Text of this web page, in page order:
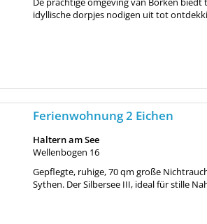
idyllische dorpjes nodigen uit tot
Ferienwohnung 2 Eichen
Haltern am See
Wellenbogen 16
Gepflegte, ruhige, 70 qm große
Sythen. Der Silbersee III, ideal für stille